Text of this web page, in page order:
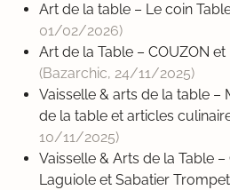
Art de la table – Le coin
01/02/2026)
Art de la Table – COUZON
(Bazarchic, 24/11/2025)
Vaisselle & arts de la table –
de la table et articles
10/11/2025)
Vaisselle & Arts de la Table
Laguiole et Sabatier